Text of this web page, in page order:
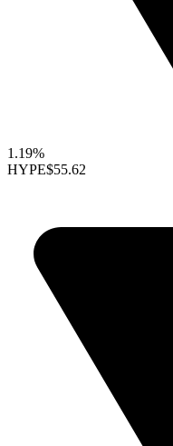
1.19%
HYPE$55.62